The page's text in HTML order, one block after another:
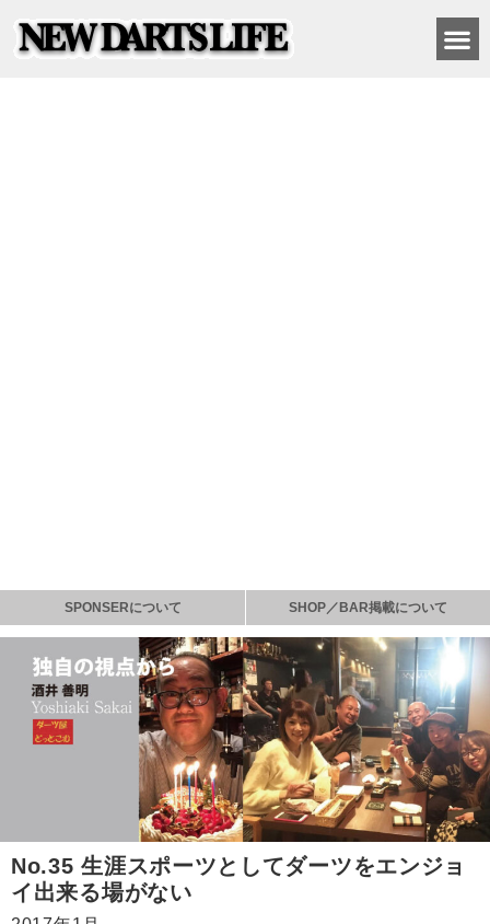
SPONSERについて SHOP／BAR掲載について
No.35 生涯スポーツとしてダーツをエンジョ
イ出来る場がない